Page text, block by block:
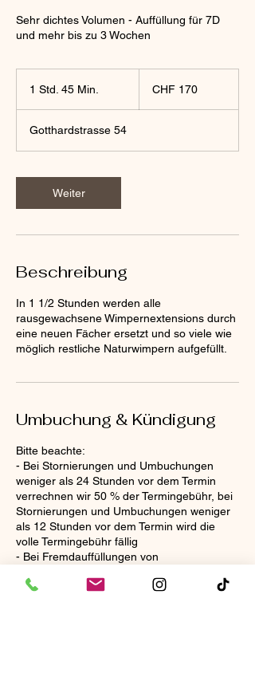
Sehr dichtes Volumen - Auffüllung für 7D
und mehr bis zu 3 Wochen
1 Std. 45 Min.
d
4
M
n
Franken
CHF 170
Gotthardstrasse 54
Weiter
Beschreibung
In 1 1/2 Stunden werden alle
rausgewachsene Wimpernextensions durch
eine neuen Fächer ersetzt und so viele wie
möglich restliche Naturwimpern aufgefüllt.
Umbuchung & Kündigung
Bitte beachte:
- Bei Stornierungen und Umbuchungen
weniger als 24 Stunden vor dem Termin
verrechnen wir 50 % der Termingebühr, bei
Stornierungen und Umbuchungen weniger
als 12 Stunden vor dem Termin wird die
volle Termingebühr fällig
- Bei Fremdauffüllungen von
Gebühr von CHF 30 verrechnet